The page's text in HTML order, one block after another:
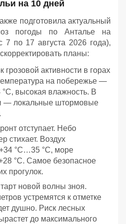
на 10 дней
подготовила актуальный
погоды по Анталье на
7 по 17 августа 2026 года),
планы:
грозовой активности в горах
на побережье —
высокая влажность. В
— локальные штормовые
отступает. Небо
стихает. Воздух
°C…35 °C, море
°C. Самое безопасное
прогулок.
новой волны зноя.
устремятся к отметке
душно. Риск лесных
до максимального